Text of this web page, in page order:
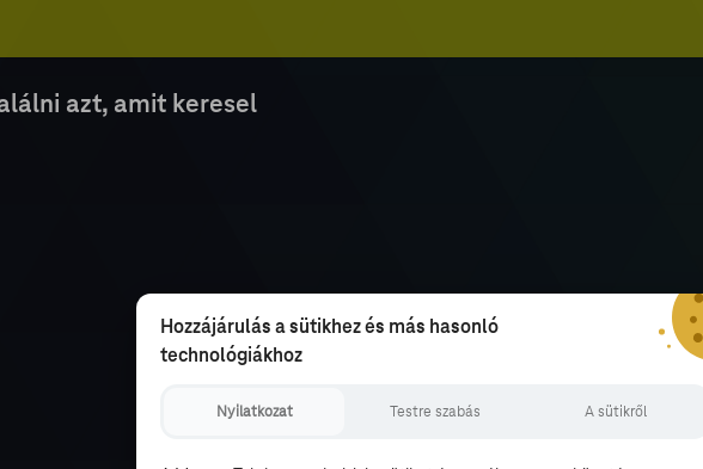
azt, amit keresel
Hozzájárulás a sütikhez és más hasonló
technológiákhoz
Nyilatkozat Testre szabás A sütikről